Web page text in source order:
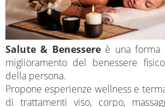
Salute & Benessere è una forma
miglioramento del benessere
della persona.
Propone esperienze wellness e
di trattamenti viso, corpo,